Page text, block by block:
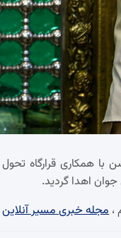
با همکاری قرارگاه
اهدا گردید.
،مجله خبری مسیر آنلاین